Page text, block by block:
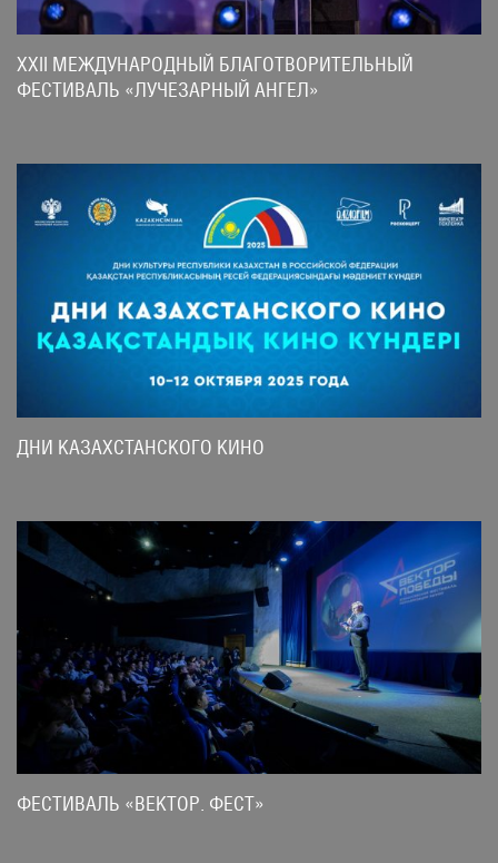
XXII МЕЖДУНАРОДНЫЙ БЛАГОТВОРИТЕЛЬНЫЙ
ФЕСТИВАЛЬ «ЛУЧЕЗАРНЫЙ АНГЕЛ»
ДНИ КАЗАХСТАНСКОГО КИНО
ФЕСТИВАЛЬ «ВЕКТОР. ФЕСТ»